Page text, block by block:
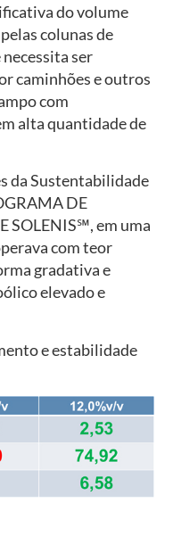
do volume
colunas de
ser
caminhões e outros
com
alta quantidade de
da Sustentabilidade
DE
SOLENIS℠, em uma
com teor
gradativa e
elevado e
e estabilidade